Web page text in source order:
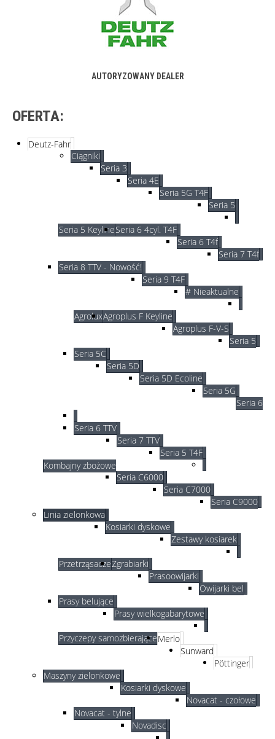
AUTORYZOWANY DEALER
OFERTA:
Deutz-Fahr
Ciągniki
Seria 3
Seria 4E
Seria 5G T4F
Seria 5
Seria 5 KeylineSeria 6 4cyl. T4F
Seria 6 T4f
Seria 7 T4f
Seria 8 TTV - Nowość!
Seria 9 T4F
# Nieaktualne
AgroluxAgroplus F Keyline
Agroplus F-V-S
Seria 5
Seria 5C
Seria 5D
Seria 5D Ecoline
Seria 5G
Seria 6
Seria 6 TTV
Seria 7 TTV
Seria 5 T4F
Kombajny zbożowe
Seria C6000
Seria C7000
Seria C9000
Linia zielonkowa
Kosiarki dyskowe
Zestawy kosiarek
PrzetrząsaczeZgrabiarki
Prasoowijarki
Owijarki bel
Prasy belujące
Prasy wielkogabarytowe
Przyczepy samozbierająceMerlo
Sunward
Pöttinger
Maszyny zielonkowe
Kosiarki dyskowe
Novacat - czołowe
Novacat - tylne
Novadisc